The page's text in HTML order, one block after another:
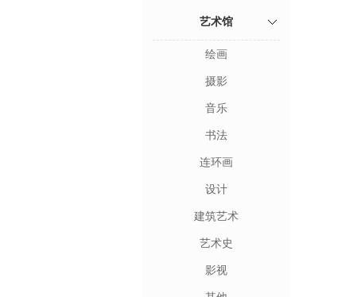
艺术馆
绘画
摄影
音乐
书法
连环画
设计
建筑艺术
艺术史
影视